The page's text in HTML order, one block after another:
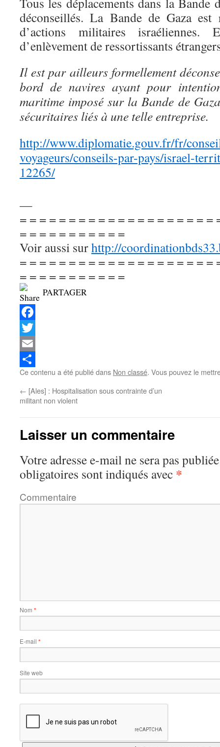
déconseillés. La Bande de Gaza
d’actions militaires
d’enlèvement de ressortissants
Il est par ailleurs formellement
bord de navires ayant pour
maritime imposé sur la Bande de
sécuritaires liés à une telle entreprise.
http://www.diplomatie.gouv.fr/fr/
voyageurs/conseils-par-pays/israel-
12265/
—
= = = = = = = = = = = = = = = = = = = =
= = = = = = = = = = =
Voir aussi surhttp://
= = = = = = = = = = = = = = = = = = = =
= = = = = = = = = = =
PARTAGER
Facebook
Twitter
Email
Partager
Ce contenu a été publié dans Non classé. Vous pouvez le
← [Ales] : Hospitalisation sous contrainte d’un
militant non violent
Laisser un commentaire
Votre adresse e-mail ne sera pas
obligatoires sont indiqués avec *
Commentaire
Nom *
E-mail *
Site web